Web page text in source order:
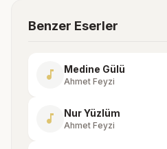
Benzer Eserler
music_note Medine Gülü
Ahmet Feyzi
music_note Nur Yüzlüm
Ahmet Feyzi